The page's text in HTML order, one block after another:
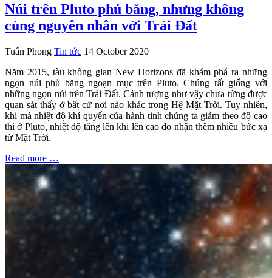
Núi trên Pluto phủ băng, nhưng không
cùng nguyên nhân với Trái Đất
Tuấn Phong Tin tức 14 October 2020
Năm 2015, tàu không gian New Horizons đã khám phá ra những
ngọn núi phủ băng ngoạn mục trên Pluto. Chúng rất giống với
những ngọn núi trên Trái Đất. Cảnh tượng như vậy chưa từng được
quan sát thấy ở bất cứ nơi nào khác trong Hệ Mặt Trời. Tuy nhiên,
khi mà nhiệt độ khí quyển của hành tinh chúng ta giảm theo độ cao
thì ở Pluto, nhiệt độ tăng lên khi lên cao do nhận thêm nhiều bức xạ
từ Mặt Trời.
Read more …